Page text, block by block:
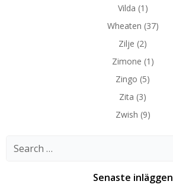
Vilda (1)
Wheaten (37)
Zilje (2)
Zimone (1)
Zingo (5)
Zita (3)
Zwish (9)
Search
Senaste inläggen